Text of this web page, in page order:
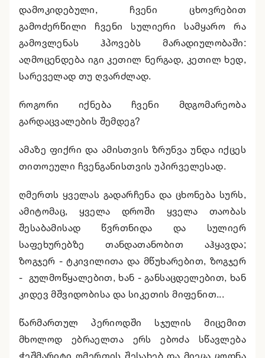
დამოკიდებული, ჩვენი ცხოვრებით
გამოძერწილი ჩვენი სულიერი სამყარო რა
გამოვლენას ჰპოვებს მარადიულობაში:
აღმოცენდება იგი კეთილ ნერგად, კეთილ ხედ,
სარეველად თუ ღვარძლად.
როგორი იქნება ჩვენი მდგომარეობა
გარდაცვალების შემდეგ?
ამაზე ფიქრი და ამისთვის ზრუნვა უნდა იქცეს
თითოეული ჩვენგანისთვის უპირველესად.
ღმერთს ყველას გადარჩენა და ცხონება სურს,
ამიტომაც, ყველა დროში ყველა თაობას
შესაბამისად წვრთნიდა და სულიერ
საფეხურებზე თანდათანობით აჰყავდა;
ზოგჯერ - ტკივილითა და მწუხარებით, ზოგჯერ
- გულმოწყალებით, ხან - განსაცდელებით, ხან
კიდევ მშვიდობისა და სიკეთის მიფენით...
წარმართულ პერიოდში სჯულის მიცემით
მხოლოდ ებრაელთა ერს ებოძა სწავლება